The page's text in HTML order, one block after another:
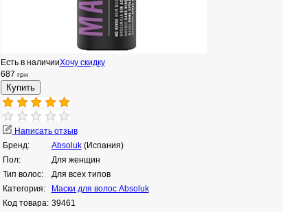
Хочу скидку
Есть в наличии
687 грн
Написать отзыв
Бренд:
Absoluk(Испания)
Пол:
Для женщин
Тип волос:
Для всех типов
Категория:
Маски для волос Absoluk
Код товара: 39461